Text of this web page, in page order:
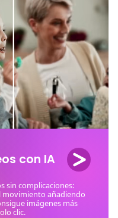
IA
clic para videos de
con fuentes, colores